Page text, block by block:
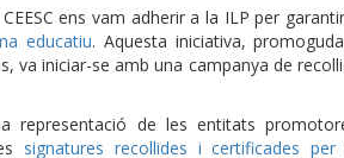
ens vam adherir a la ILP per
educatiu. Aquesta iniciativa,
va iniciar-se amb una campanya de
representació de les entitats
signatures recollides i certificades per